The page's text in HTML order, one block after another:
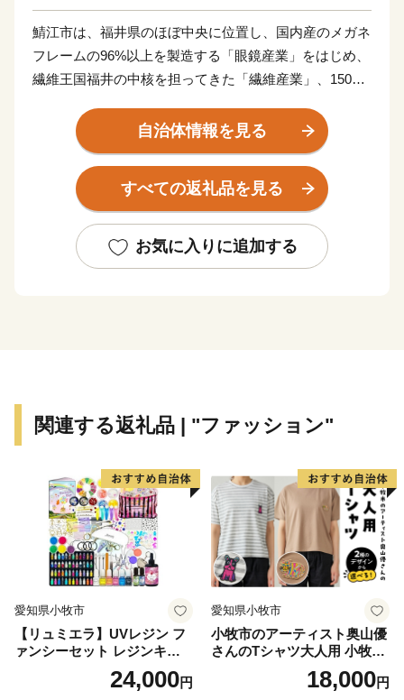
鯖江市は、福井県のほぼ中央に位置し、国内産のメガネ
フレームの96%以上を製造する「眼鏡産業」をはじめ、
繊維王国福井の中核を担ってきた「繊維産業」、1500
器産業」、そして、近年はIT産業など、産業が集積した
「ものづくりのまち」です。
近年では長年のメガネ製造で培った金属加工技術を生か
し、医療やスマートグラス等の分野にも進出していま
あり、近松門左衛門が幼少期を過ごした地域には当時を
しのぶ街並みが残っています。また、豊かな自然にも恵
さばえスイーツなど、数え切れない魅力があふれていま
〈プライバシーポリシー（個人情報保護方針）につい
て〉
て管理し、関係法令で定められた場合を除き、第三者に
譲渡したり、提供したりすることはございません。な
務連絡、いただいたふるさと納税の使い道に関する報
自治体情報を見る
すべての返礼品を見る
お気に入りに追加する
関連する返礼品 | "ファッション"
愛知県小牧市
【リュミエラ】UVレジン フ
ァンシーセット レジンキッ
ト ハンドメイド レジンクラ
フト アクセサリーキット 手
24,000円
愛知県小牧市
小牧市のアーティスト奥山優
さんのTシャツ大人用 小牧市
18,000円